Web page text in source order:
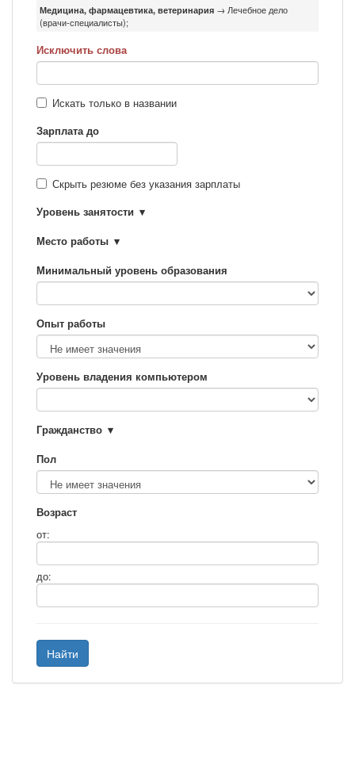
Медицина, фармацевтика, ветеринария → Лечебное дело
(врачи-специалисты);
Исключить слова
Искать только в названии
Зарплата до
Скрыть резюме без указания зарплаты
Уровень занятости
Место работы
Минимальный уровень образования
Опыт работы
Уровень владения компьютером
Гражданство
Пол
Возраст
от:
до:
Найти